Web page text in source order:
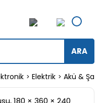
ARA
Elektrik Akü & Şarj